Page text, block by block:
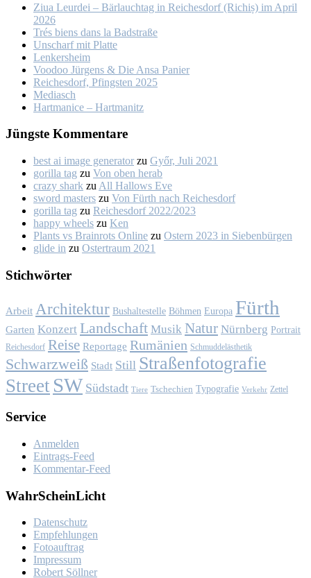
Ziua Leur­dei – Bär­lauch­tag in Rei­ches­dorf (Ri­chiș) im April
2026
Trés biens dans la Bad­stra­ße
Un­scharf mit Plat­te
Len­kers­heim
Voo­doo Jür­gens & Die An­sa Pa­nier
Rei­ches­dorf, Pfings­ten 2025
Me­dia­sch
Hart­ma­nice – Hart­ma­nitz
Jüngs­te Kom­men­ta­re
best ai image generator zu Győr, Ju­li 2021
gorilla tag zu Von oben her­ab
crazy shark zu All Hal­lows Eve
sword masters zu Von Fürth nach Rei­ches­dorf
gorilla tag zu Rei­ches­dorf 2022/2023
happy wheels zu Ken
Plants vs Brainrots Online zu Os­tern 2023 in Sie­ben­bür­gen
glide in zu Os­ter­traum 2021
Stich­wör­ter
Arbeit Architektur Bushaltestelle Böhmen Europa Fürth
Garten Konzert Landschaft Musik Natur Nürnberg Portrait
Reichesdorf Reise Reportage Rumänien Schmuddelästhetik
Schwarzweiß Stadt Still Straßenfotografie
Street SW Südstadt Tiere Tschechien Typografie Verkehr Zettel
Ser­vice
Anmelden
Eintrags-Feed
Kommentar-Feed
Wahr­Schein­Licht
Da­ten­schutz
Emp­feh­lun­gen
Fo­to­auf­trag
Im­pres­sum
Ro­bert Söll­ner